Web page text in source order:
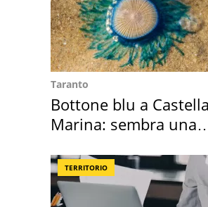
Taranto
Bottone blu a
Marina: sembra una
TERRITORIO